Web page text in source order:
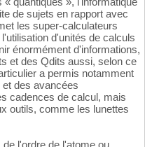
de sujets en rapport avec
les super-calculateurs
d'unités de calculs
énormément d'informations,
et des Qdits aussi, selon ce
a permis notamment
des avancées
cadences de calcul, mais
outils, comme les lunettes